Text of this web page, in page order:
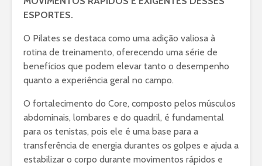
ESPORTES.
O Pilates se destaca como uma adição valiosa à
rotina de treinamento, oferecendo uma série de
benefícios que podem elevar tanto o desempenho
quanto a experiência geral no campo.
O fortalecimento do Core, composto pelos músculos
abdominais, lombares e do quadril, é fundamental
para os tenistas, pois ele é uma base para a
transferência de energia durantes os golpes e ajuda a
estabilizar o corpo durante movimentos rápidos e